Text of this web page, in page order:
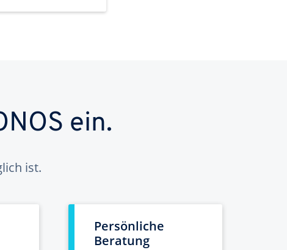
ein.
ist.
Persönliche
Beratung